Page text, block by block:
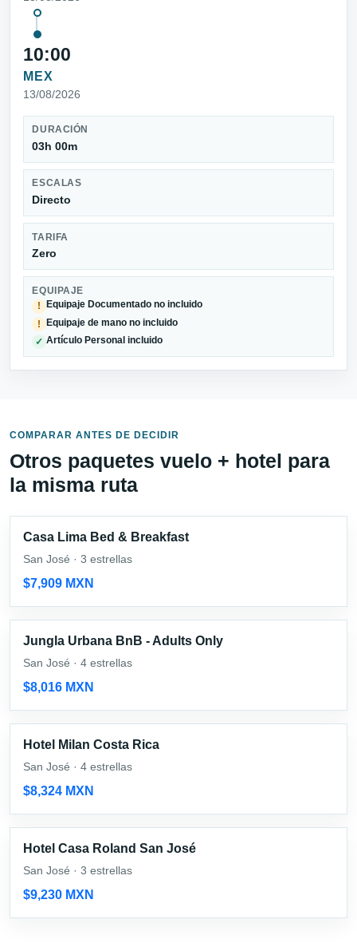
10:00
MEX
13/08/2026
DURACIÓN
03h 00m
ESCALAS
Directo
TARIFA
Zero
EQUIPAJE
!
Equipaje Documentado no incluido
! Equipaje de mano no incluido
✓ Artículo Personal incluido
COMPARAR ANTES DE DECIDIR
Otros paquetes vuelo + hotel para
la misma ruta
Casa Lima Bed & Breakfast
San José · 3 estrellas
$7,909 MXN
Jungla Urbana BnB - Adults Only
San José · 4 estrellas
$8,016 MXN
Hotel Milan Costa Rica
San José · 4 estrellas
$8,324 MXN
Hotel Casa Roland San José
San José · 3 estrellas
$9,230 MXN